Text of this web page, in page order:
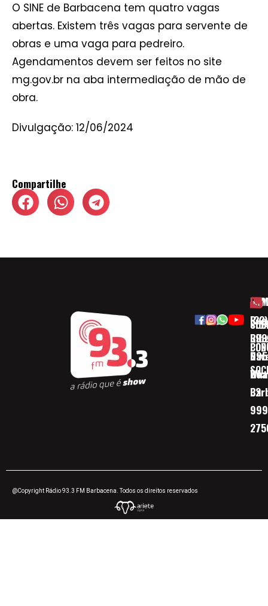
O SINE de Barbacena tem quatro vagas
abertas. Existem três vagas para servente de
obras e uma vaga para pedreiro.
Agendamentos devem ser feitos no site
mg.gov.br na aba intermediação de mão de
obra.
Divulgação: 12/06/2024
Compartilhe
(32)
32
@Copyright Rádio 93.3 FM Barbacena. Todos os direitos reservados